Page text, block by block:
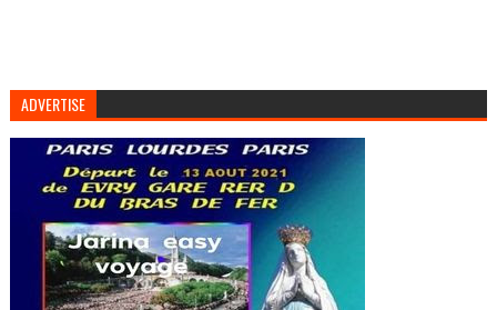
ADVERTISE